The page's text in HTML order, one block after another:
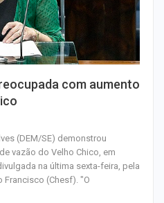
com aumento
(DEM/SE) demonstrou
vazão do Velho Chico, em
na última sexta-feira, pela
Francisco (Chesf). "O